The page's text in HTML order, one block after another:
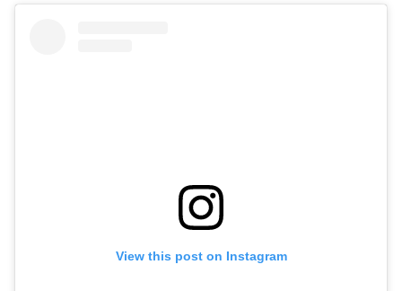
View this post on Instagram